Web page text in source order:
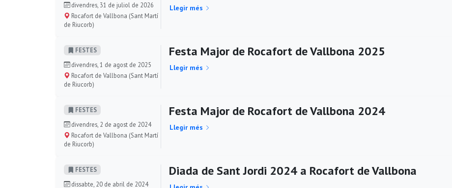
divendres, 31 de juliol de 2026
Rocafort de Vallbona (Sant Martí
de Riucorb)
Llegir més
FESTES
divendres, 1 de agost de 2025
Rocafort de Vallbona (Sant Martí
de Riucorb)
Festa Major de Rocafort de Vallbona 2025
Llegir més
FESTES
divendres, 2 de agost de 2024
Rocafort de Vallbona (Sant Martí
de Riucorb)
Festa Major de Rocafort de Vallbona 2024
Llegir més
FESTES
dissabte, 20 de abril de 2024
Diada de Sant Jordi 2024 a Rocafort de Vallbona